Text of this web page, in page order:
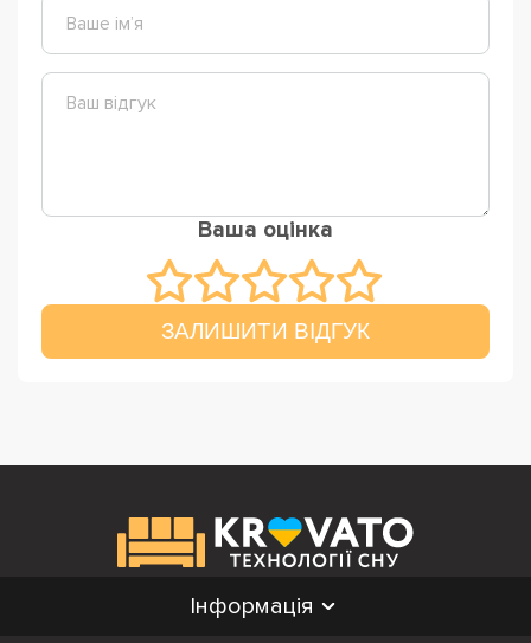
Ваша оцінка
ЗАЛИШИТИ ВІДГУК
Інформація